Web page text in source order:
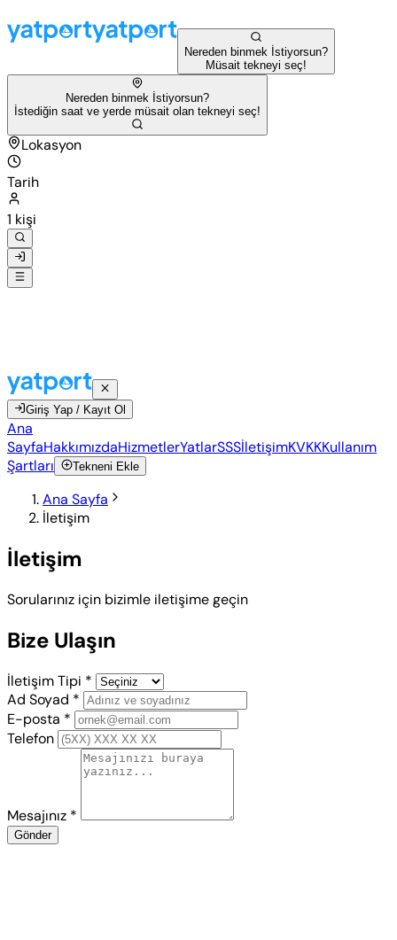
Nereden binmek İstiyorsun?
Müsait tekneyi seç!
Nereden binmek İstiyorsun?
İstediğin saat ve yerde müsait olan tekneyi seç!
Lokasyon
Tarih
1 kişi
Giriş Yap / Kayıt Ol
Ana
SayfaHakkımızdaHizmetlerYatlarSSSİletişimKVKKKullanım
Şartları
Tekneni Ekle
Ana Sayfa
İletişim
İletişim
Sorularınız için bizimle iletişime geçin
Bize Ulaşın
İletişim Tipi *
Ad Soyad *
E-posta *
Telefon
Mesajınız *
Gönder